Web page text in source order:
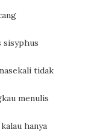
sisyphus
tidak
menulis
hanya